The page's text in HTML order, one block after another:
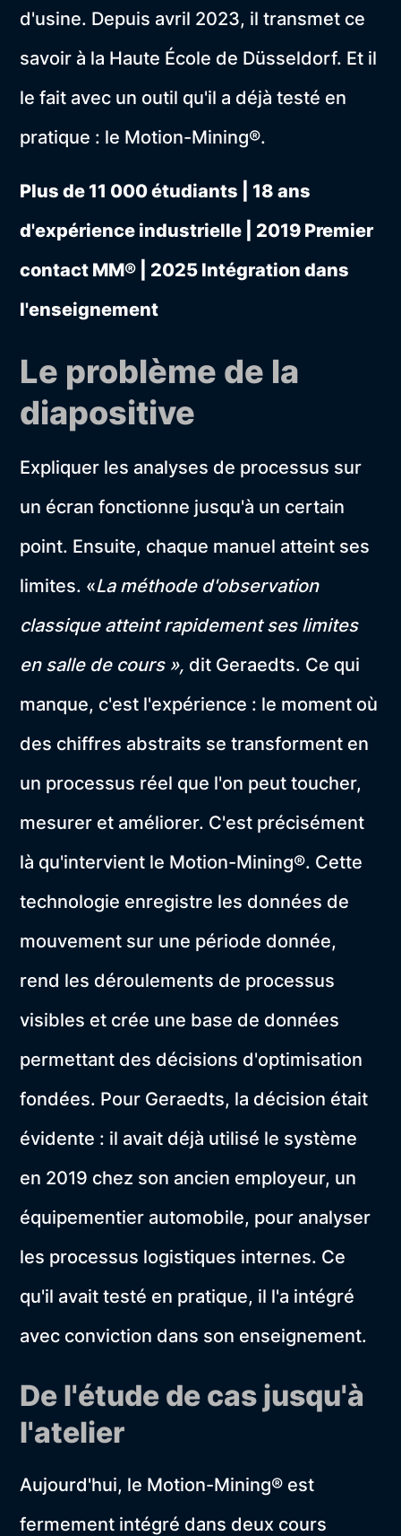
d'usine. Depuis avril 2023, il transmet ce
savoir à la Haute École de Düsseldorf. Et il
le fait avec un outil qu'il a déjà testé en
pratique : le Motion-Mining®.
Plus de 11 000 étudiants | 18 ans
d'expérience industrielle | 2019 Premier
contact MM® | 2025 Intégration dans
l'enseignement
Le problème de la
diapositive
Expliquer les analyses de processus sur
un écran fonctionne jusqu'à un certain
point. Ensuite, chaque manuel atteint ses
limites. «La méthode d'observation
classique atteint rapidement ses limites
en salle de cours », dit Geraedts. Ce qui
manque, c'est l'expérience : le moment où
des chiffres abstraits se transforment en
un processus réel que l'on peut toucher,
mesurer et améliorer. C'est précisément
là qu'intervient le Motion-Mining®. Cette
technologie enregistre les données de
mouvement sur une période donnée,
rend les déroulements de processus
visibles et crée une base de données
permettant des décisions d'optimisation
fondées. Pour Geraedts, la décision était
évidente : il avait déjà utilisé le système
en 2019 chez son ancien employeur, un
équipementier automobile, pour analyser
les processus logistiques internes. Ce
qu'il avait testé en pratique, il l'a intégré
avec conviction dans son enseignement.
De l'étude de cas jusqu'à
l'atelier
Aujourd'hui, le Motion-Mining® est
fermement intégré dans deux cours